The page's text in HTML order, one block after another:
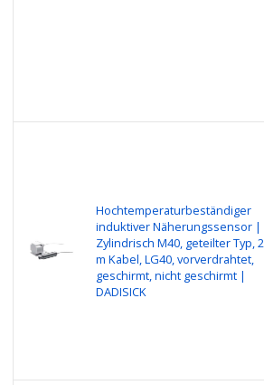
Hochtemperaturbeständiger
induktiver Näherungssensor |
Zylindrisch M40, geteilter Typ, 2
m Kabel, LG40, vorverdrahtet,
geschirmt, nicht geschirmt |
DADISICK